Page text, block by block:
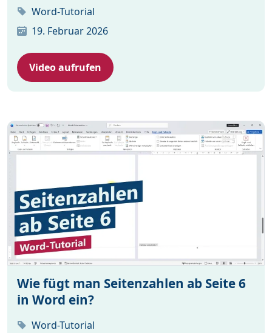
Word-Tutorial
19. Februar 2026
Video aufrufen
Wie fügt man Seitenzahlen ab Seite 6
in Word ein?
Word-Tutorial